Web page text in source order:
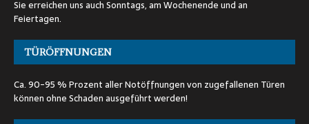
Sie erreichen uns auch Sonntags, am Wochenende und an
Feiertagen.
TÜRÖFFNUNGEN
Ca. 90-95 % Prozent aller Notöffnungen von zugefallenen Türen
können ohne Schaden ausgeführt werden!